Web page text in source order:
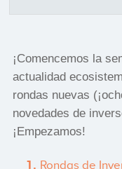
¡Comencemos la
actualidad
rondas nuevas
novedades de
¡Empezamos!
Rondas de